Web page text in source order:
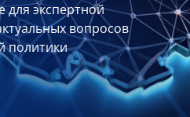
для экспертной
вопросов
политики